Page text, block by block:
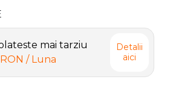
mai tarziu
/ Luna
Detalii
aici